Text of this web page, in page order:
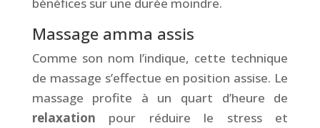
Massage amma assis
Comme son nom l’indique, cette technique
de massage s’effectue en position assise. Le
massage profite à un quart d’heure de
relaxation pour réduire le stress et